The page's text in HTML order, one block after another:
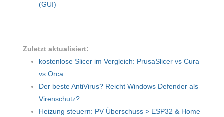
(GUI)
Zuletzt aktualisiert:
kostenlose Slicer im Vergleich: PrusaSlicer vs Cura
vs Orca
Der beste AntiVirus? Reicht Windows Defender als
Virenschutz?
Heizung steuern: PV Überschuss > ESP32 & Home